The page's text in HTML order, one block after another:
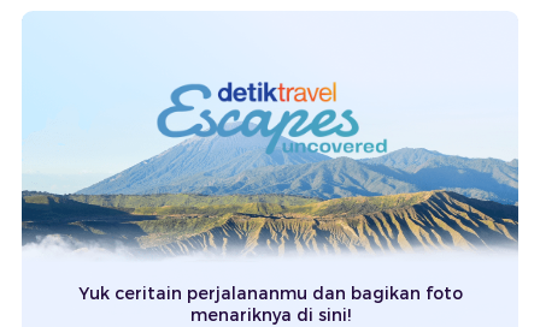
Yuk ceritain perjalananmu dan bagikan foto
menariknya di sini!